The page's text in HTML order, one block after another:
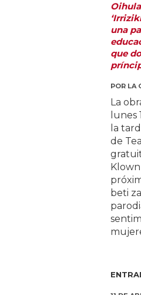
una
que
POR LA
La
lunes
la
de
beti